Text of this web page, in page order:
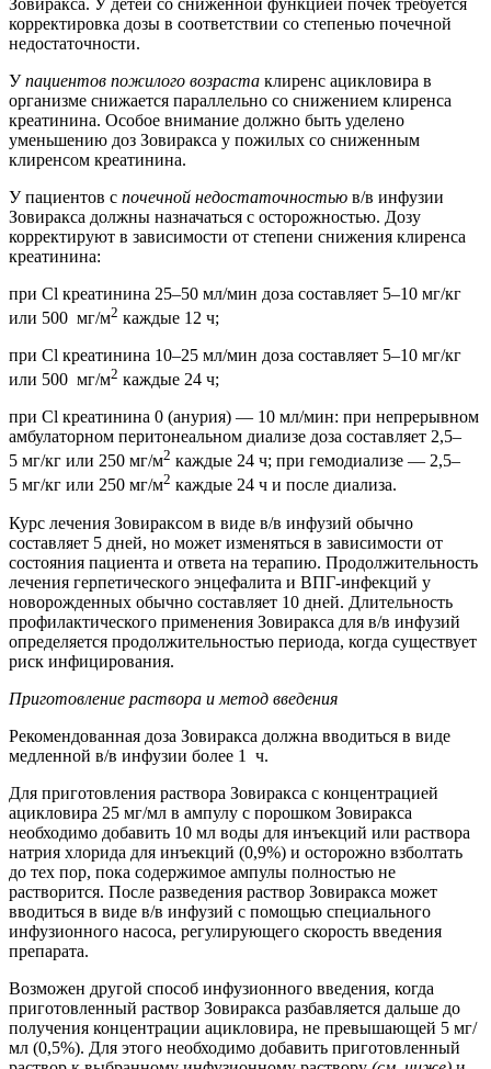
корректировка дозы в соответствии со степенью почечной
недостаточности.
Упациентов пожилого возраста клиренс ацикловира в
организме снижается параллельно со снижением клиренса
креатинина. Особое внимание должно быть уделено
уменьшению доз Зовиракса у пожилых со сниженным
клиренсом креатинина.
У пациентов с почечной недостаточностью в/в инфузии
Зовиракса должны назначаться с осторожностью. Дозу
корректируют в зависимости от степени снижения клиренса
креатинина:
при Cl креатинина 25–50 мл/мин доза составляет 5–10 мг/кг
или 500 мг/м2 каждые 12 ч;
при Cl креатинина 10–25 мл/мин доза составляет 5–10 мг/кг
или 500 мг/м2 каждые 24 ч;
при Cl креатинина 0 (анурия) — 10 мл/мин: при непрерывном
амбулаторном перитонеальном диализе доза составляет 2,5–
5 мг/кг или 250 мг/м2 каждые 24 ч; при гемодиализе — 2,5–
5 мг/кг или 250 мг/м2 каждые 24 ч и после диализа.
Курс лечения Зовираксом в виде в/в инфузий обычно
составляет 5 дней, но может изменяться в зависимости от
состояния пациента и ответа на терапию. Продолжительность
лечения герпетического энцефалита и ВПГ-инфекций у
новорожденных обычно составляет 10 дней. Длительность
профилактического применения Зовиракса для в/в инфузий
определяется продолжительностью периода, когда существует
риск инфицирования.
Приготовление раствора и метод введения
Рекомендованная доза Зовиракса должна вводиться в виде
медленной в/в инфузии более 1 ч.
Для приготовления раствора Зовиракса с концентрацией
ацикловира 25 мг/мл в ампулу с порошком Зовиракса
необходимо добавить 10 мл воды для инъекций или раствора
натрия хлорида для инъекций (0,9%) и осторожно взболтать
до тех пор, пока содержимое ампулы полностью не
растворится. После разведения раствор Зовиракса может
вводиться в виде в/в инфузий с помощью специального
инфузионного насоса, регулирующего скорость введения
препарата.
Возможен другой способ инфузионного введения, когда
приготовленный раствор Зовиракса разбавляется дальше до
получения концентрации ацикловира, не превышающей 5 мг/
мл (0,5%). Для этого необходимо добавить приготовленный